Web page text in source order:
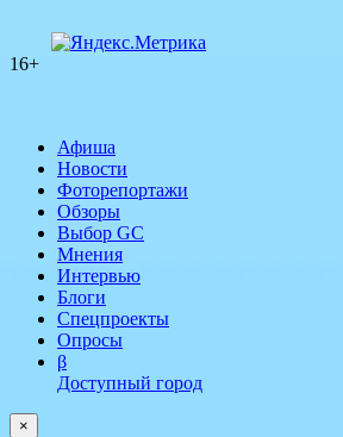
16+
Афиша
Новости
Фоторепортажи
Обзоры
Выбор GC
Мнения
Интервью
Блоги
Спецпроекты
Опросы
β
Доступный город
×